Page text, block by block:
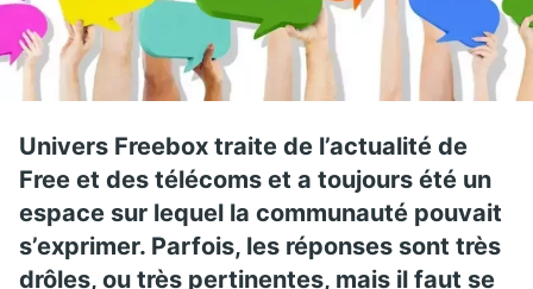
Univers Freebox traite de l’actualité de
Free et des télécoms et a toujours été un
espace sur lequel la communauté pouvait
s’exprimer. Parfois, les réponses sont très
drôles, ou très pertinentes, mais il faut se